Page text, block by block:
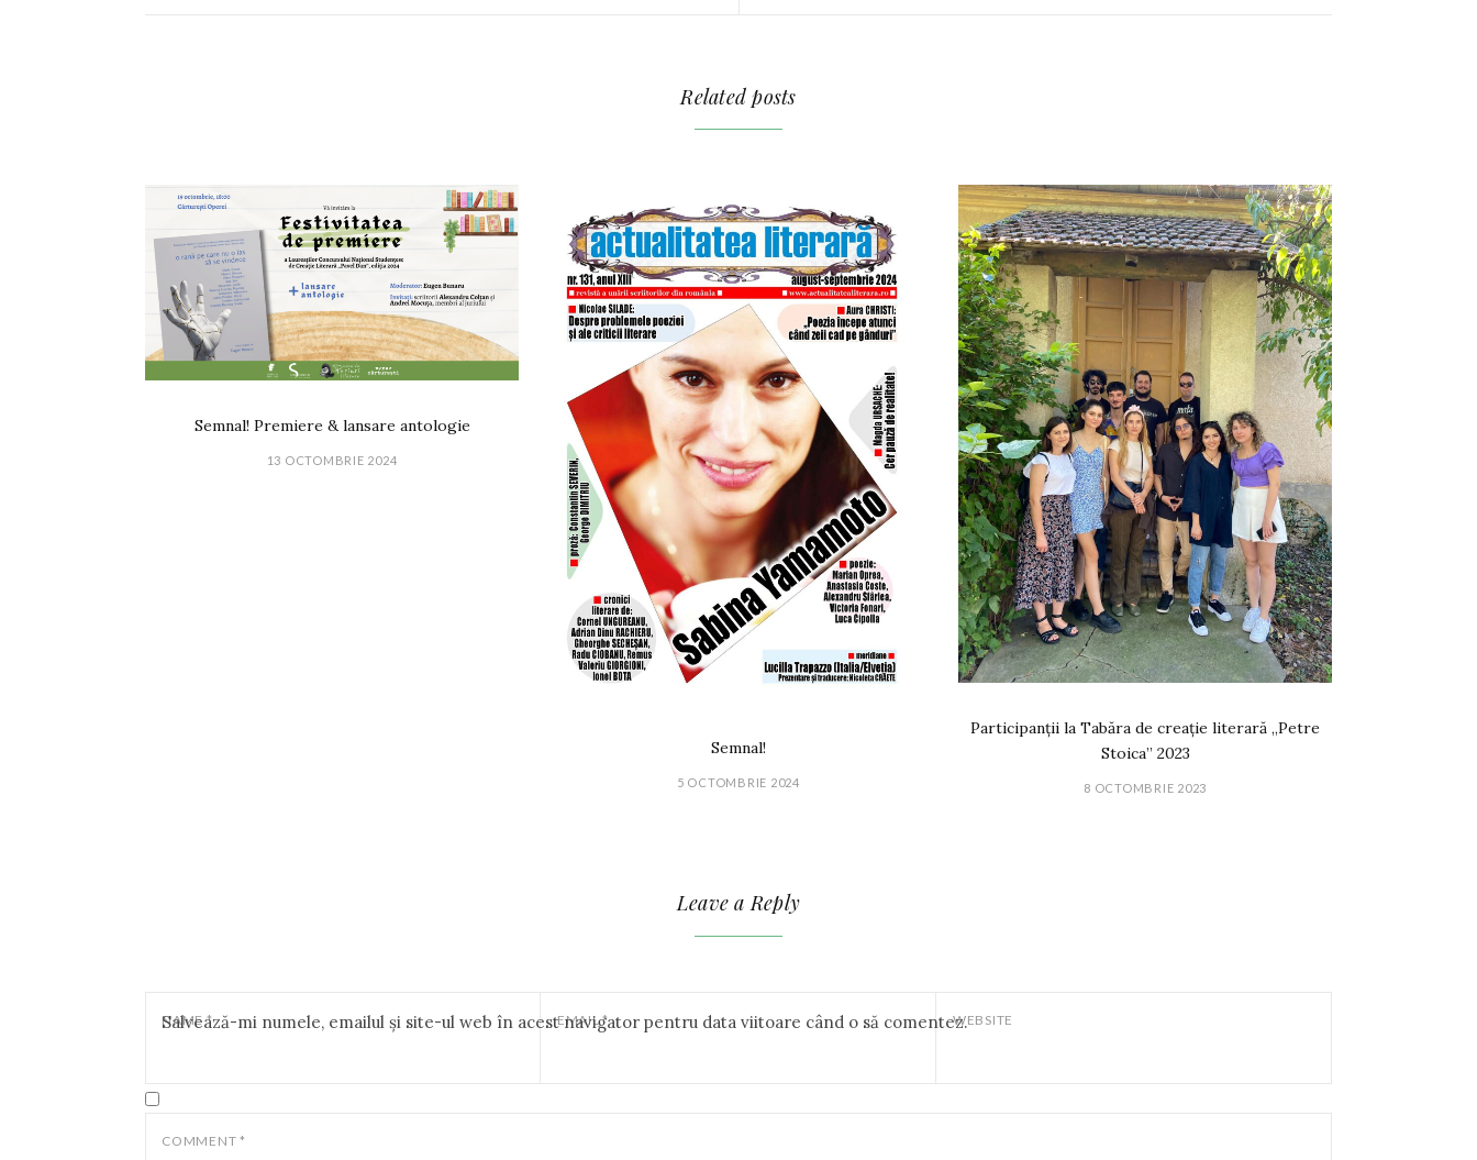
Related posts
Semnal! Premiere & lansare antologie
13 OCTOMBRIE 2024
Semnal!
5 OCTOMBRIE 2024
Participanții la Tabăra de creație literară „Petre
Stoica” 2023
8 OCTOMBRIE 2023
Leave a Reply
NAME* EMAIL* WEBSITE
Salvează-mi numele, emailul și site-ul web în acest navigator pentru data viitoare când o să comentez.
COMMENT *